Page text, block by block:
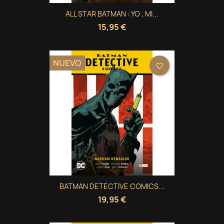
Cancelar Crear lista de deseos
((modalDeleteText))
ALL STAR BATMAN : YO , MI...
15,95 €
BATMAN DETECTIVE COMICS...
19,95 €
NUEVO favorite_border